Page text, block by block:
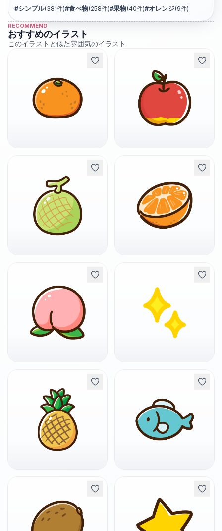
#シンプル(381件)#食べ物(258件)#果物(40件)#オレンジ(9件)
RECOMMEND
おすすめのイラスト
このイラストと似た雰囲気のイラスト